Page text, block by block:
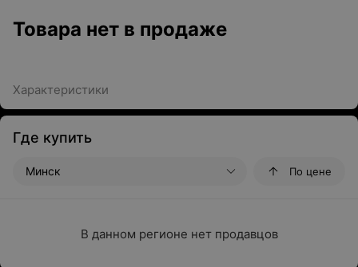
Товара нет в продаже
Характеристики
Где купить
Минск По цене
В данном регионе нет продавцов